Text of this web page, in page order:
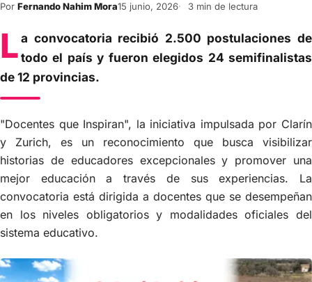
Por Fernando Nahim Mora15 junio, 2026 3 min de lectura
La convocatoria recibió 2.500 postulaciones de
todo el país y fueron elegidos 24 semifinalistas
de 12 provincias.
"Docentes que Inspiran", la iniciativa impulsada por Clarín
y Zurich, es un reconocimiento que busca visibilizar
historias de educadores excepcionales y promover una
mejor educación a través de sus experiencias. La
convocatoria está dirigida a docentes que se desempeñan
en los niveles obligatorios y modalidades oficiales del
sistema educativo.